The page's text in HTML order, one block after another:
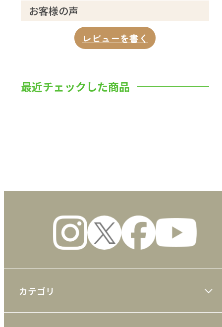
お客様の声
レビューを書く
最近チェックした商品
カテゴリ